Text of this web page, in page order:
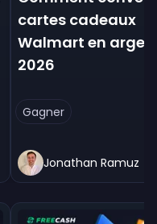
cartes cadeaux
Walmart en
2026
Gagner
Jonathan Ramuz